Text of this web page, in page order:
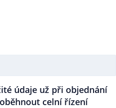
údaje už při objednání
celní řízení